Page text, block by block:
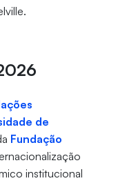
de
Fundação
institucional